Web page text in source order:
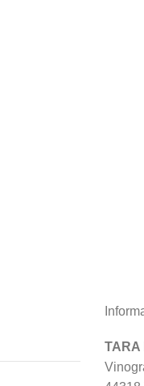
TARA